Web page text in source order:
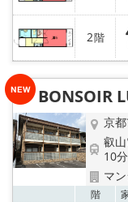
IT重説について
スタッフ紹介
賃貸管理の北白川店
店舗情報·アクセス
会社概要
2階
BONSOIR
京
叡
10分
マ
階